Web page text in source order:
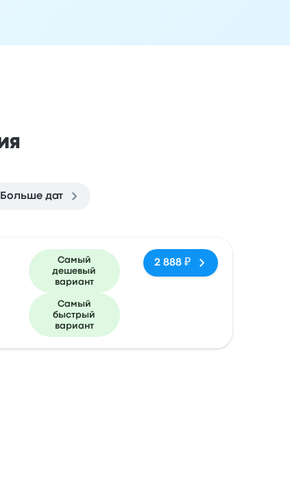
Больше дат
Самый
дешевый
вариант
Самый
быстрый
вариант
2 888 ₽